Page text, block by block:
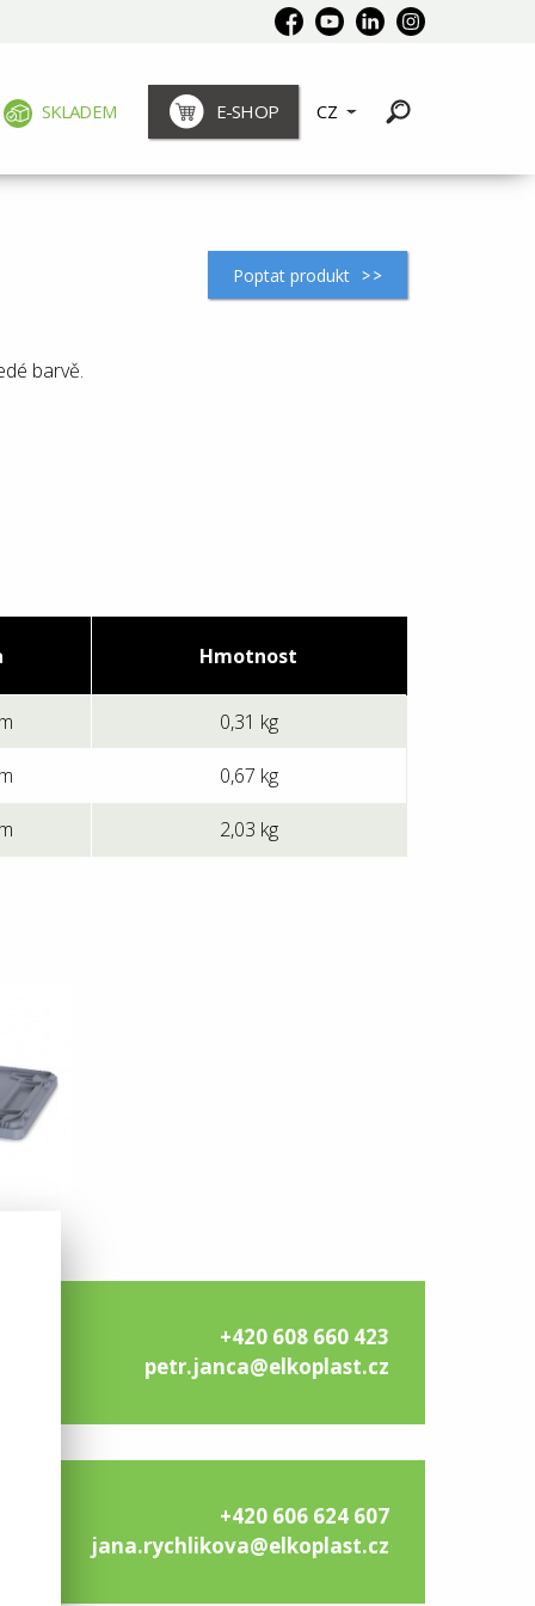
SKLADEM E-SHOP CZ
Poptat produkt
barvě.
Hmotnost
0,31 kg
0,67 kg
2,03 kg
+420 608 660 423
petr.janca@elkoplast.cz
+420 606 624 607
jana.rychlikova@elkoplast.cz